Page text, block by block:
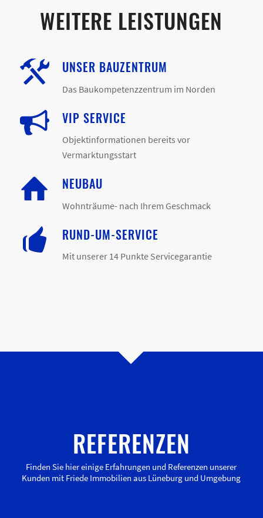
WEITERE LEISTUNGEN
UNSER BAUZENTRUM
Das Baukompetenzzentrum im Norden
VIP SERVICE
Objektinformationen bereits vor
Vermarktungsstart
NEUBAU
Wohnträume- nach Ihrem Geschmack
RUND-UM-SERVICE
Mit unserer 14 Punkte Servicegarantie
REFERENZEN
Finden Sie hier einige Erfahrungen und Referenzen unserer
Kunden mit Friede Immobilien aus Lüneburg und Umgebung